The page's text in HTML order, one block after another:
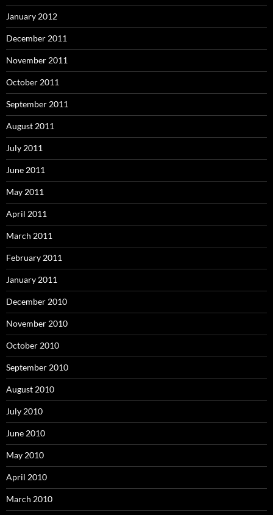
January 2012
December 2011
November 2011
October 2011
September 2011
August 2011
July 2011
June 2011
May 2011
April 2011
March 2011
February 2011
January 2011
December 2010
November 2010
October 2010
September 2010
August 2010
July 2010
June 2010
May 2010
April 2010
March 2010